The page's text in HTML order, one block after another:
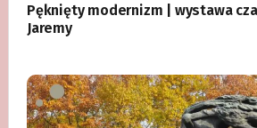
Pęknięty modernizm | wystawa
Jaremy